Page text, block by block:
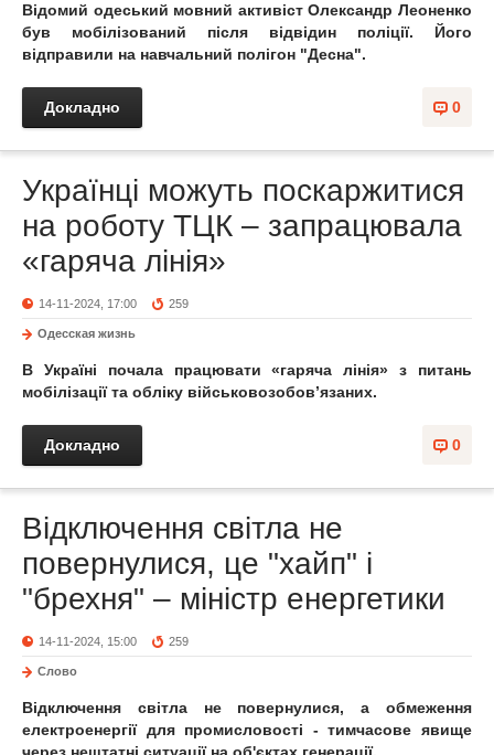
Відомий одеський мовний активіст Олександр Леоненко
був мобілізований після відвідин поліції. Його
відправили на навчальний полігон "Десна".
0
Докладно
Українці можуть поскаржитися
на роботу ТЦК – запрацювала
«гаряча лінія»
14-11-2024, 17:00 259
Одесская жизнь
В Україні почала працювати «гаряча лінія» з питань
мобілізації та обліку військовозобов’язаних.
0
Докладно
Відключення світла не
повернулися, це "хайп" і
"брехня" – міністр енергетики
14-11-2024, 15:00 259
Слово
Відключення світла не повернулися, а обмеження
електроенергії для промисловості - тимчасове явище